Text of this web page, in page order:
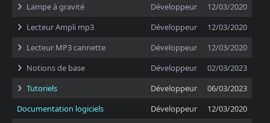
Lampe à gravité
Développeur
12/03/2020
Lecteur Ampli mp3
Développeur
12/03/2020
Lecteur MP3 cannette
Développeur
12/03/2020
Notions de base
Développeur
02/03/2023
Tutoriels
Développeur
06/03/2023
Documentation logiciels
Développeur
12/03/2020